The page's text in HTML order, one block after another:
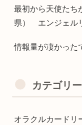
最初から天使た
県） エンジェル
情報量が凄かっ
カテゴリー
オラクルカードリ